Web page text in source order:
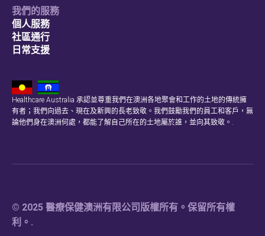
我們的服務
個人服務
社區通行
日常支援
Healthcare Australia 承認並尊重我們在澳洲各地聚會和工作的土地的傳統擁
有者；我們向過去、現在及新興的長老致敬。我們鼓勵我們的員工和客戶，無
論他們身在澳洲何處，都能了解自己所在的土地屬於誰，並向其致敬。.
© 2025 醫療保健澳洲有限公司版權所有。保留所有權
利。.